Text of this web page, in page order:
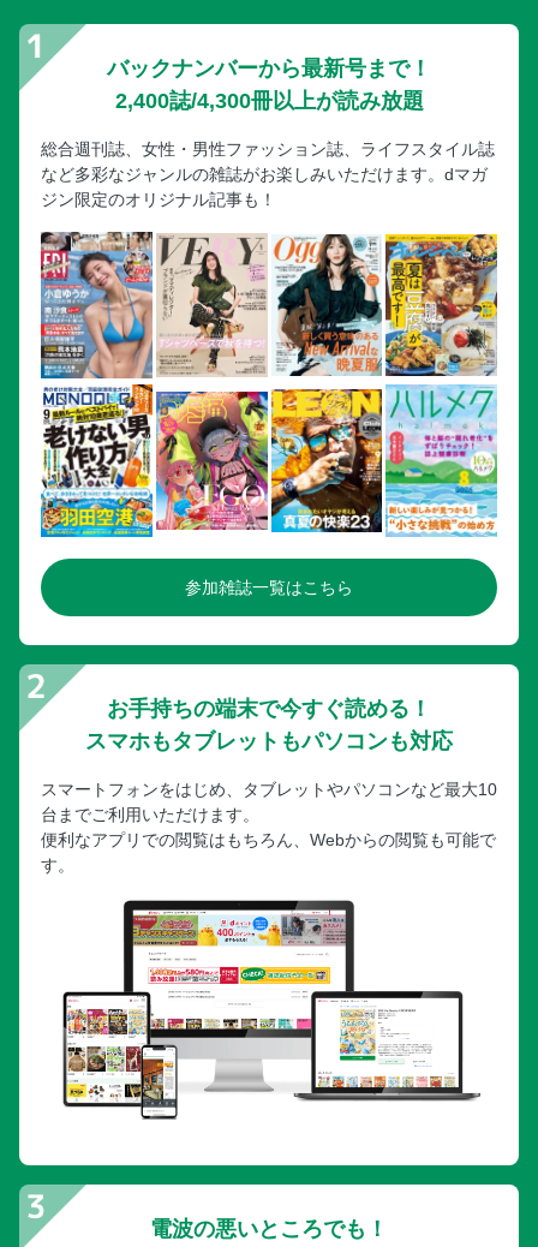
バックナンバーから最新号まで！
2,400誌/4,300冊以上が読み放題
総合週刊誌、女性・男性ファッション誌、ライフスタイル誌
など多彩なジャンルの雑誌がお楽しみいただけます。dマガ
ジン限定のオリジナル記事も！
参加雑誌一覧はこちら
お手持ちの端末で今すぐ読める！
スマホもタブレットもパソコンも対応
スマートフォンをはじめ、タブレットやパソコンなど最大10
台までご利用いただけます。
便利なアプリでの閲覧はもちろん、Webからの閲覧も可能で
す。
電波の悪いところでも！